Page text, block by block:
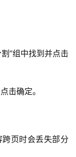
”组中找到并点击
击确定。
页时会丢失部分